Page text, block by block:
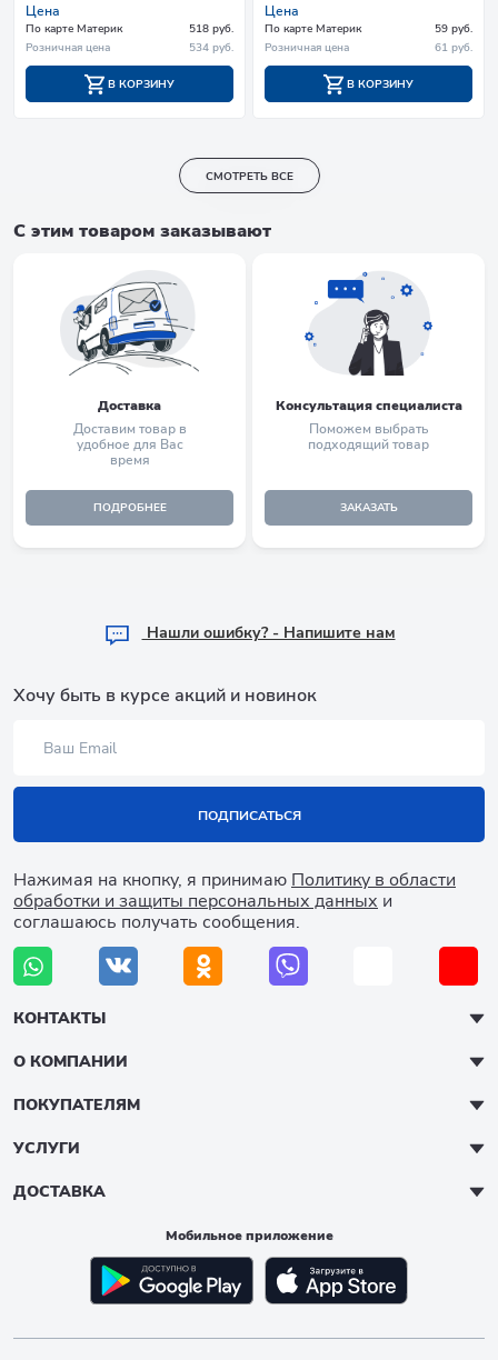
Цена
По карте Материк
518 руб.
Розничная цена
534 руб.
В КОРЗИНУ
Цена
По карте Материк
59 руб.
Розничная цена
61 руб.
В КОРЗИНУ
СМОТРЕТЬ ВСЕ
С этим товаром заказывают
Доставка
Доставим товар в
удобное для Вас
время
ПОДРОБНЕЕ
Консультация специалиста
Поможем выбрать
подходящий товар
ЗАКАЗАТЬ
Hашли ошибку? - Напишите нам
Хочу быть в курсе акций и новинок
ПОДПИСАТЬСЯ
Нажимая на кнопку, я принимаю Политику в области
обработки и защиты персональных данных и
соглашаюсь получать сообщения.
КОНТАКТЫ
О КОМПАНИИ
ПОКУПАТЕЛЯМ
УСЛУГИ
ДОСТАВКА
Мобильное приложение